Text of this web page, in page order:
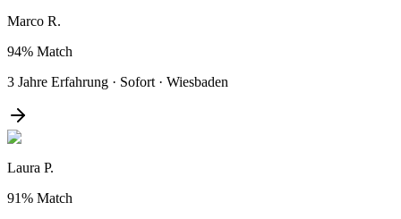
Marco R.
94% Match
3 Jahre Erfahrung · Sofort · Wiesbaden
Laura P.
91% Match